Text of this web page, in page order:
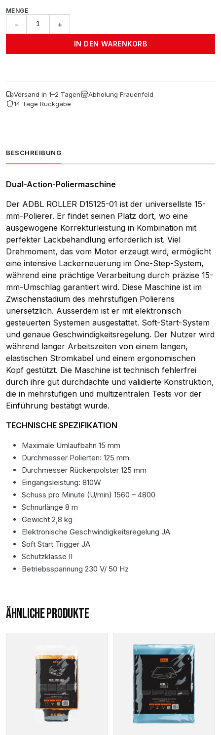
MENGE
−
Menge
+
IN DEN WARENKORB
Versand in 1–2 Tagen
Abholung Frauenfeld
14 Tage Rückgabe
BESCHREIBUNG
Dual-Action-Poliermaschine
Der ADBL ROLLER D15125-01 ist der universellste 15-
mm-Polierer. Er findet seinen Platz dort, wo eine
ausgewogene Korrekturleistung in Kombination mit
perfekter Lackbehandlung erforderlich ist. Viel
Drehmoment, das vom Motor erzeugt wird, ermöglicht
eine intensive Lackerneuerung im One-Step-System,
während eine prächtige Verarbeitung durch präzise 15-
mm-Umschlag garantiert wird. Diese Maschine ist im
Zwischenstadium des mehrstufigen Polierens
unersetzlich. Ausserdem ist er mit elektronisch
gesteuerten Systemen ausgestattet. Soft-Start-System
und genaue Geschwindigkeitsregelung. Der Nutzer wird
während langer Arbeitszeiten von einem langen,
elastischen Stromkabel und einem ergonomischen
Kopf gestützt. Die Maschine ist technisch fehlerfrei
durch ihre gut durchdachte und validierte Konstruktion,
die in mehrstufigen und multizentralen Tests vor der
Einführung bestätigt wurde.
TECHNISCHE SPEZIFIKATION
Maximale Umlaufbahn 15 mm
Durchmesser Polierten: 125 mm
Durchmesser Rückenpolster 125 mm
Eingangsleistung: 810W
Schuss pro Minute (U/min) 1560 – 4800
Schnurlänge 8 m
Gewicht 2,8 kg
Elektronische Geschwindigkeitsregelung JA
Soft Start Trigger JA
Schutzklasse II
Betriebsspannung 230 V/ 50 Hz
ÄHNLICHE PRODUKTE